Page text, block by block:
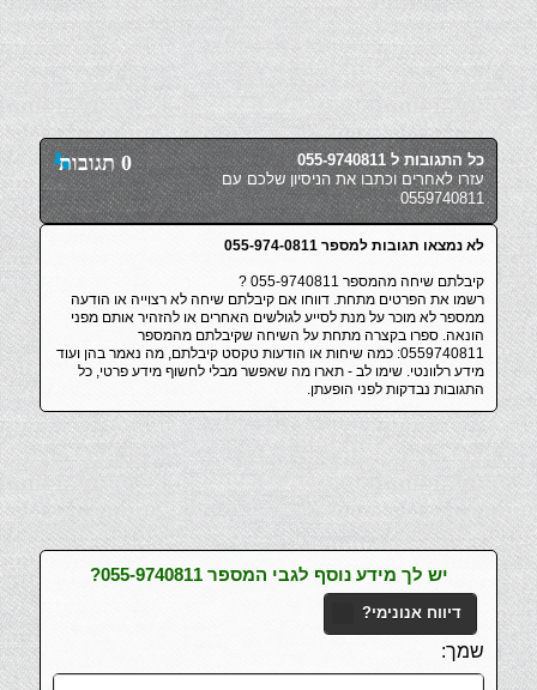
0 תגובות
כל התגובות ל 055-9740811
עזרו לאחרים וכתבו את הניסיון שלכם עם
0559740811
לא נמצאו תגובות למספר 055-974-0811
קיבלתם שיחה מהמספר 055-9740811 ?
רשמו את הפרטים מתחת. דווחו אם קיבלתם שיחה לא רצוייה או הודעה
ממספר לא מוכר על מנת לסייע לגולשים האחרים או להזהיר אותם מפני
הונאה. ספרו בקצרה מתחת על השיחה שקיבלתם מהמספר
0559740811: כמה שיחות או הודעות טקסט קיבלתם, מה נאמר בהן ועוד
מידע רלוונטי. שימו לב - תארו מה שאפשר מבלי לחשוף מידע פרטי, כל
התגובות נבדקות לפני הופעתן.
יש לך מידע נוסף לגבי המספר 055-9740811?
דיווח אנונימי?
שמך: